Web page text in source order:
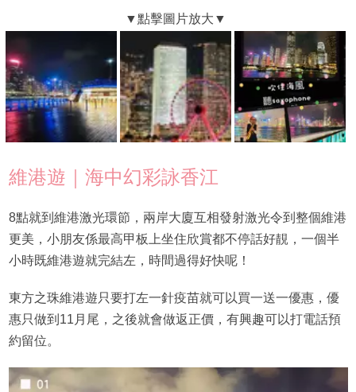
維港遊｜海中幻彩詠香江
8點就到維港激光環節，兩岸大廈互相發射激光令到整個維港
更美，小朋友係最高甲板上坐住欣賞都不停話好靚，一個半
小時既維港遊就完結左，時間過得好快呢！
東方之珠維港遊只要打左一針疫苗就可以買一送一優惠，優
惠只做到11月尾，之後就會做返正價，有興趣可以打電話預
約留位。